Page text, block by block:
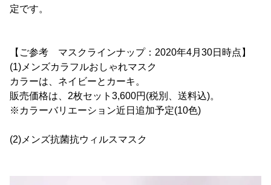
定です。
【ご参考 マスクラインナップ：2020年4月30日時点】
(1)メンズカラフルおしゃれマスク
カラーは、ネイビーとカーキ。
販売価格は、2枚セット3,600円(税別、送料込)。
※カラーバリエーション近日追加予定(10色)
(2)メンズ抗菌抗ウィルスマスク